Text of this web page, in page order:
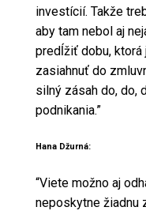
investícií. Takže
aby tam nebol aj
predĺžiť dobu, ktorá
zasiahnuť do
silný zásah do, do,
podnikania.”
Hana Džurná:
“Viete možno aj
neposkytne žiadnu